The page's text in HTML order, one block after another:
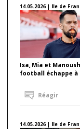
14.05.2026 | Ile de
Isa, Mia et
football échappe
Réagir
14.05.2026 | Ile de